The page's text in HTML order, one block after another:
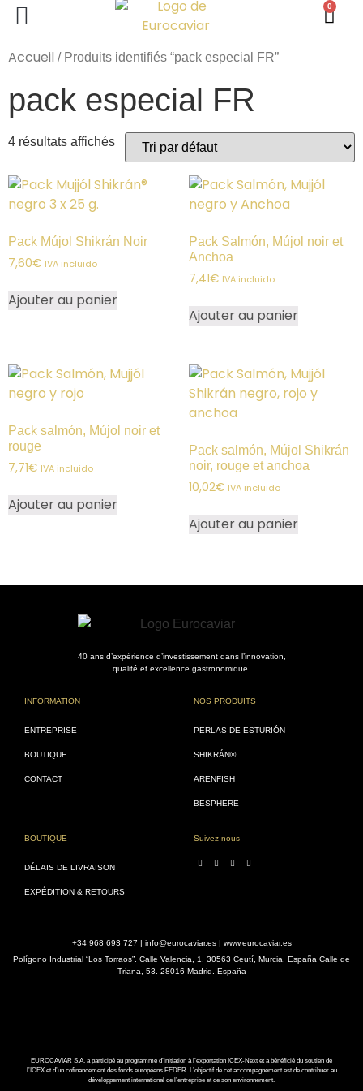
0
Accueil / Produits identifiés “pack especial FR”
pack especial FR
4 résultats affichés
Pack Mújol Shikrán Noir
7,60€ IVA incluido
Ajouter au panier
Pack Salmón, Mújol noir et
Anchoa
7,41€ IVA incluido
Ajouter au panier
Pack salmón, Mújol noir et
rouge
7,71€ IVA incluido
Ajouter au panier
Pack salmón, Mújol Shikrán
noir, rouge et anchoa
10,02€ IVA incluido
Ajouter au panier
40 ans d’expérience d’investissement dans l’innovation,
qualité et excellence gastronomique.
INFORMATION
ENTREPRISE
BOUTIQUE
CONTACT
NOS PRODUITS
PERLAS DE ESTURIÓN
SHIKRÁN®
ARENFISH
BESPHERE
BOUTIQUE
DÉLAIS DE LIVRAISON
EXPÉDITION & RETOURS
Suivez-nous
+34 968 693 727 | info@eurocaviar.es | www.eurocaviar.es
Polígono Industrial “Los Torraos”. Calle Valencia, 1. 30563 Ceutí, Murcia. España Calle de
Triana, 53. 28016 Madrid. España
EUROCAVIAR S.A. a participé au programme d’initiation à l’exportation ICEX-Next et a bénéficié du soutien de
l’ICEX et d’un cofinancement des fonds européens FEDER. L’objectif de cet accompagnement est de contribuer au
développement international de l’entreprise et de son environnement.